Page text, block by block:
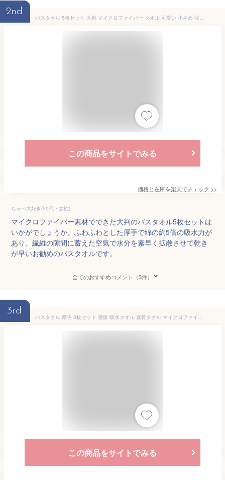
2nd
バスタオル 5枚セット 大判 マイクロファイバー タオル 可愛い 小さめ 収納 ギフト セット ホテル ストライプ 吸水速乾 厚手 薄手 速乾 パイル やわらか ふわふわ ソフト 無地 高品質 肌触り抜群 60×120cm
この商品をサイトでみる
価格と在庫を楽天でチェック >>
ちゃぺ大好き(50代・女性)
マイクロファイバー素材でできた大判のバスタオル5枚セットは
いかがでしょうか。ふわふわとした厚手で綿の約5倍の吸水力が
あり、繊維の隙間に蓄えた空気で水分を素早く拡散させて乾き
が早いお勧めのバスタオルです。
全てのおすすめコメント（3件）
3rd
バスタオル 厚手 3枚セット 通販 吸水タオル 速乾タオル マイクロファイバー carari カラリ おしゃれ シンプル 無地 吸水 速乾 ふわふわ ふかふか やわらか お風呂 洗面 プール ジム スイミング 水泳 タオル
この商品をサイトでみる